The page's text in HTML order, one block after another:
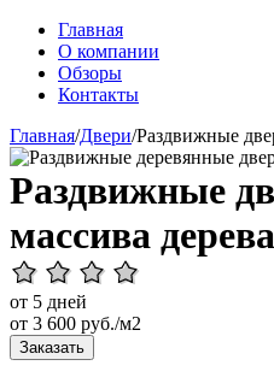
Главная
О компании
Обзоры
Контакты
Главная/Двери/Раздвижные
Раздвижные
массива
от 5 дней
от 3 600 руб./м2
Заказать